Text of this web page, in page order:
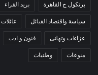
برتكول ج القاهرة بريد القراء
سياسة واقتصاد القبائل
عزاءات وتهانى فنون و ادب
منوعات وطنيات